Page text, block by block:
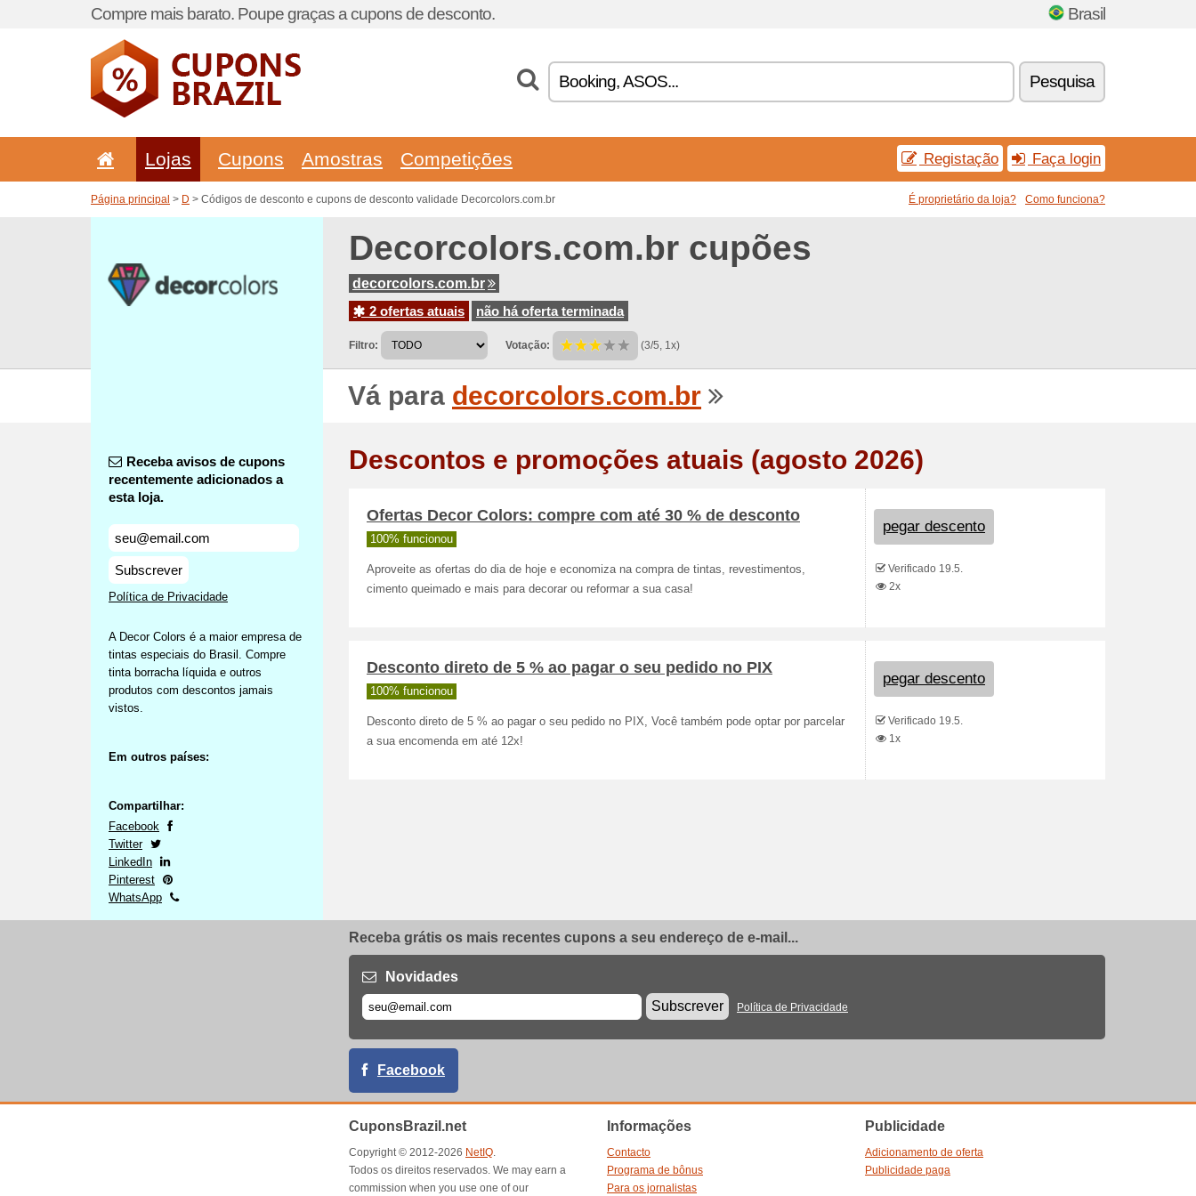
Compre mais barato. Poupe graças a cupons de desconto. Brasil
Pesquisa
Lojas Cupons Amostras Competições Registação Faça login
Página principal > D > Códigos de desconto e cupons de desconto validade Decorcolors.com.br É proprietário da loja? Como funciona?
Decorcolors.com.br cupões
decorcolors.com.br
2 ofertas atuais
não há oferta terminada
Filtro: Votação: (3/5, 1x)
Vá para decorcolors.com.br
Receba avisos de cupons
recentemente adicionados a
esta loja.
Subscrever
Política de Privacidade
A Decor Colors é a maior empresa de
tintas especiais do Brasil. Compre
tinta borracha líquida e outros
produtos com descontos jamais
vistos.
Em outros países:
Compartilhar:
Facebook
Twitter
LinkedIn
Pinterest
WhatsApp
Descontos e promoções atuais (agosto 2026)
Ofertas Decor Colors: compre com até 30 % de desconto
100% funcionou
Aproveite as ofertas do dia de hoje e economiza na compra de tintas, revestimentos,
cimento queimado e mais para decorar ou reformar a sua casa!
pegar descento
Verificado 19.5.
2x
Desconto direto de 5 % ao pagar o seu pedido no PIX
100% funcionou
Desconto direto de 5 % ao pagar o seu pedido no PIX, Você também pode optar por parcelar
a sua encomenda em até 12x!
pegar descento
Verificado 19.5.
1x
Receba grátis os mais recentes cupons a seu endereço de e-mail...
Novidades
Subscrever
Política de Privacidade
Facebook
CuponsBrazil.net
Copyright © 2012-2026 NetIQ.
Todos os direitos reservados. We may earn a
commission when you use one of our
Informações
Contacto
Programa de bônus
Para os jornalistas
Publicidade
Adicionamento de oferta
Publicidade paga